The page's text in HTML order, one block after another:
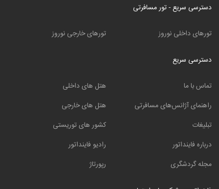
دسترسی سریع - تور مسافرتی
تورهای داخلی نوروز تورهای خارجی نوروز
دسترسی سریع
تماس با ما
راهنمای آژانس‌های مسافرتی
تبلیغات
درباره فاینداتور
مجله گردشگری
هتل های داخلی
هتل های خارجی
کشور های توریستی
رادیو فاینداتور
رپورتاژ